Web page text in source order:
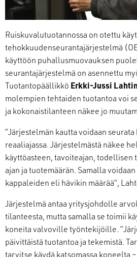
Ruiskuvalutuotannossa on otettu
tehokkuudenseurantajärjestelmä
käyttöön puhallusmuovauksen
seurantajärjestelmä on asennettu
Tuotantopäällikkö Erkki-Jussi
molempien tehtaiden tuotantoa voi
ja kokonaistilanteen näkee jo
”Järjestelmän kautta voidaan
reaaliajassa. Järjestelmästä näkee
käyttöasteen, tavoiteajan, todellisen
ajan ja tuotemäärän. Samalla
kappaleiden eli hävikin määrää”,
Järjestelmä antaa yritysjohdolle
tilanteesta, mutta samalla se toimii
koneita valvoville työntekijöille.
päivittäistä tuotantoa ja tekemistä.
tarvitse käydä katsomassa koneelta